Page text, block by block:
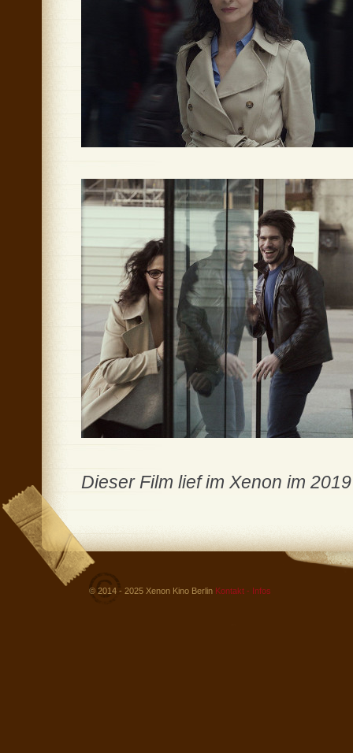
Dieser Film lief im Xenon im 2019
© 2014 - 2025 Xenon Kino Berlin Kontakt - Infos